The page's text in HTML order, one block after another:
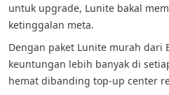
untuk upgrade, Lunite bakal
ketinggalan meta.
Dengan paket Lunite murah dari
keuntungan lebih banyak di
hemat dibanding top-up center